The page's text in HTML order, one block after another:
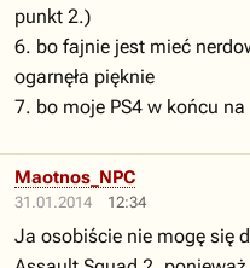
punkt 2.)
6. bo fajnie jest mieć
ogarnęła pięknie
7. bo moje PS4 w końcu
31.01.2014 12:34
Maotnos_NPC
Ja osobiście nie mogę się